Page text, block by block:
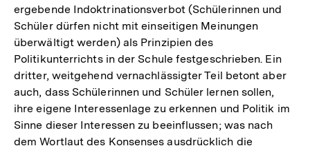
ergebende Indoktrinationsverbot (Schülerinnen und
Schüler dürfen nicht mit einseitigen Meinungen
überwältigt werden) als Prinzipien des
Politikunterrichts in der Schule festgeschrieben. Ein
dritter, weitgehend vernachlässigter Teil betont aber
auch, dass Schülerinnen und Schüler lernen sollen,
ihre eigene Interessenlage zu erkennen und Politik im
Sinne dieser Interessen zu beeinflussen; was nach
dem Wortlaut des Konsenses ausdrücklich die